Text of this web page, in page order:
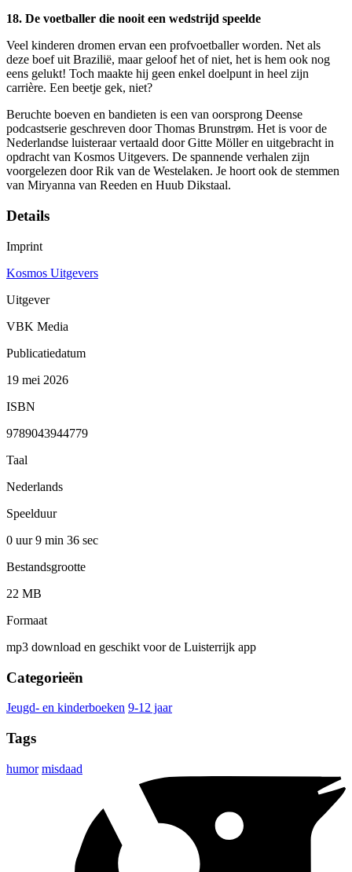
18. De voetballer die nooit een wedstrijd speelde
Veel kinderen dromen ervan een profvoetballer worden. Net als
deze boef uit Brazilië, maar geloof het of niet, het is hem ook nog
eens gelukt! Toch maakte hij geen enkel doelpunt in heel zijn
carrière. Een beetje gek, niet?
Beruchte boeven en bandieten is een van oorsprong Deense
podcastserie geschreven door Thomas Brunstrøm. Het is voor de
Nederlandse luisteraar vertaald door Gitte Möller en uitgebracht in
opdracht van Kosmos Uitgevers. De spannende verhalen zijn
voorgelezen door Rik van de Westelaken. Je hoort ook de stemmen
van Miryanna van Reeden en Huub Dikstaal.
Details
Imprint
Kosmos Uitgevers
Uitgever
VBK Media
Publicatiedatum
19 mei 2026
ISBN
9789043944779
Taal
Nederlands
Speelduur
0 uur 9 min 36 sec
Bestandsgrootte
22 MB
Formaat
mp3 download en geschikt voor de Luisterrijk app
Categorieën
Jeugd- en kinderboeken 9-12 jaar
Tags
humor misdaad